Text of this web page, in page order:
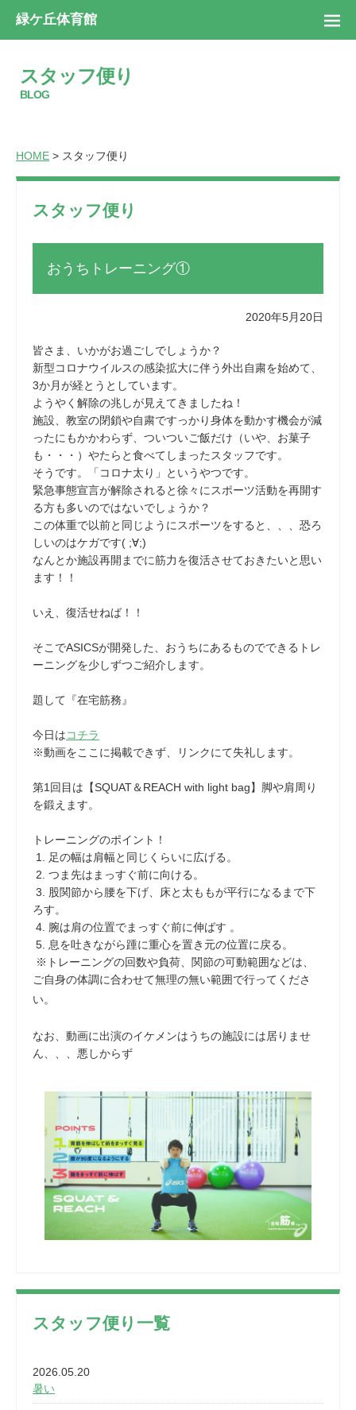
緑ケ丘体育館
スタッフ便り
BLOG
HOME > スタッフ便り
スタッフ便り
おうちトレーニング①
2020年5月20日
皆さま、いかがお過ごしでしょうか？
新型コロナウイルスの感染拡大に伴う外出自粛を始めて、
3か月が経とうとしています。
ようやく解除の兆しが見えてきましたね！
施設、教室の閉鎖や自粛ですっかり身体を動かす機会が減
ったにもかかわらず、ついついご飯だけ（いや、お菓子
も・・・）やたらと食べてしまったスタッフです。
そうです。「コロナ太り」というやつです。
緊急事態宣言が解除されると徐々にスポーツ活動を再開す
る方も多いのではないでしょうか？
この体重で以前と同じようにスポーツをすると、、、恐ろ
しいのはケガです( ;∀;)
なんとか施設再開までに筋力を復活させておきたいと思い
ます！！
いえ、復活せねば！！
そこでASICSが開発した、おうちにあるものでできるトレ
ーニングを少しずつご紹介します。
題して『在宅筋務』
今日はコチラ
※動画をここに掲載できず、リンクにて失礼します。
第1回目は【SQUAT＆REACH with light bag】脚や肩周り
を鍛えます。
トレーニングのポイント！
1. 足の幅は肩幅と同じくらいに広げる。
2. つま先はまっすぐ前に向ける。
3. 股関節から腰を下げ、床と太ももが平行になるまで下
ろす。
4. 腕は肩の位置でまっすぐ前に伸ばす 。
5. 息を吐きながら踵に重心を置き元の位置に戻る。
※トレーニングの回数や負荷、関節の可動範囲などは、
ご自身の体調に合わせて無理の無い範囲で行ってくださ
い。
なお、動画に出演のイケメンはうちの施設には居りませ
ん、、、悪しからず
スタッフ便り一覧
2026.05.20
暑い